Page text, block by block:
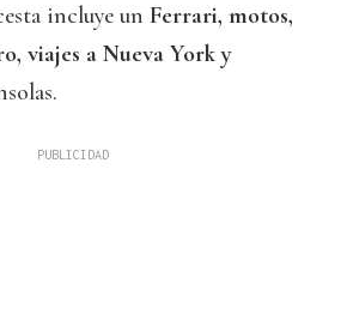
incluye un Ferrari, motos,
viajes a Nueva York y